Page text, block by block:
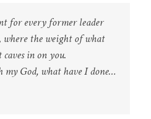
for every former leader
where the weight of what
in on you.
God, what have I done…